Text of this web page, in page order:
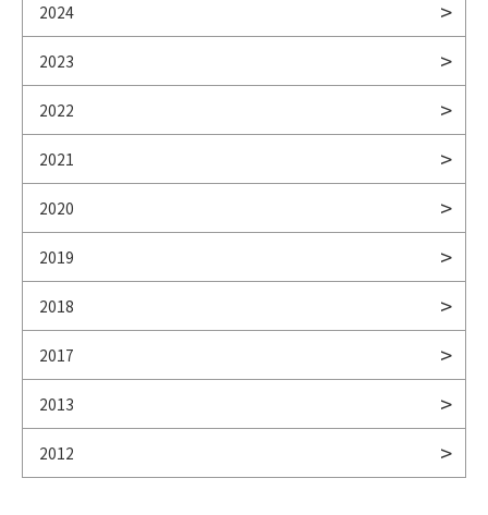
2024
2023
2022
2021
2020
2019
2018
2017
2013
2012